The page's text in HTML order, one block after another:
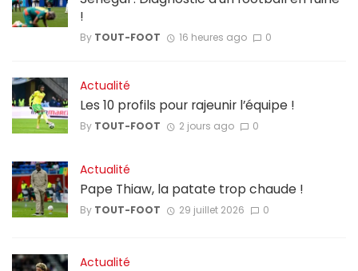
!
By TOUT-FOOT 16 heures ago 0
Actualité
Les 10 profils pour rajeunir l’équipe !
By TOUT-FOOT 2 jours ago 0
Actualité
Pape Thiaw, la patate trop chaude !
By TOUT-FOOT 29 juillet 2026 0
Actualité